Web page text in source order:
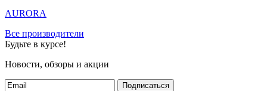
AURORA
Все производители
Будьте в курсе!
Новости, обзоры и акции
Подписаться